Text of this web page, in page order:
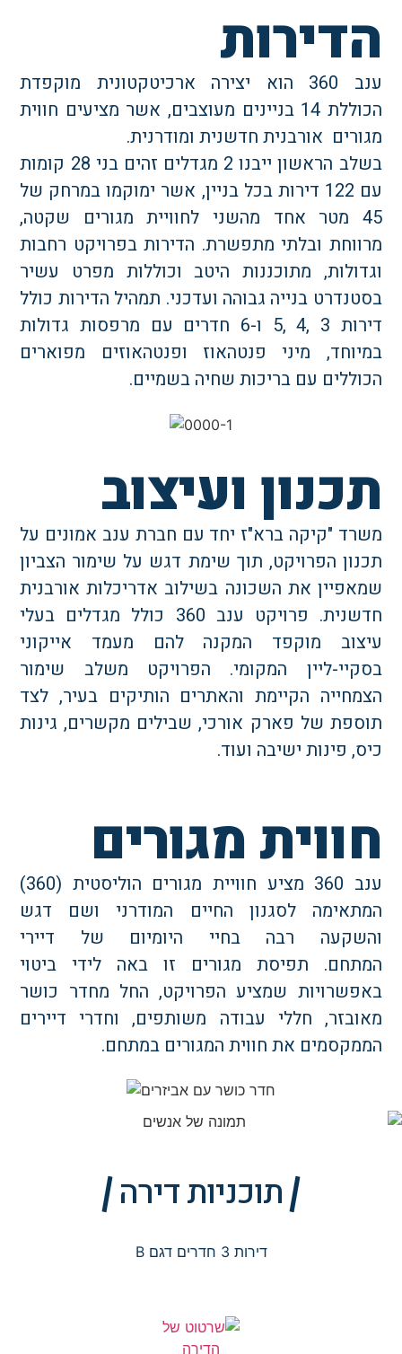
ענב 360 הוא יצירה ארכיטקטונית מוקפדת
הכוללת 14 בניינים מעוצבים, אשר מציעים חווית
אורבנית חדשנית ומודרנית.
בשלב הראשון ייבנו 2 מגדלים זהים בני 28 קומות
עם 122 דירות בכל בניין, אשר ימוקמו במרחק של
45 מטר אחד מהשני לחוויית מגורים שקטה,
ובלתי מתפשרת. הדירות בפרויקט רחבות
מתוכננות היטב וכוללות מפרט עשיר
בנייה גבוהה ועדכני. תמהיל הדירות כולל
דירות 3 ,4 ,5 ו-6 חדרים עם מרפסות גדולות
מיני פנטהאוז ופנטהאוזים מפוארים
עם בריכות שחיה בשמיים.
ועיצוב
"קיקה ברא"ז יחד עם חברת ענב אמונים על
הפרויקט, תוך שימת דגש על שימור הצביון
את השכונה בשילוב אדריכלות אורבנית
חדשנית. פרויקט ענב 360 כולל מגדלים בעלי
מוקפד המקנה להם מעמד אייקוני
ליין המקומי. הפרויקט משלב שימור
הקיימת והאתרים הותיקים בעיר, לצד
של פארק אורכי, שבילים מקשרים, גינות
פינות ישיבה ועוד.
מגורים
ענב 360 מציע חוויית מגורים הוליסטית (360)
לסגנון החיים המודרני ושם דגש
רבה בחיי היומיום של דיירי
תפיסת מגורים זו באה לידי ביטוי
שמציע הפרויקט, החל מחדר כושר
חללי עבודה משותפים, וחדרי דיירים
את חווית המגורים במתחם.
תוכניות דירה
דירות 3 חדרים דגם B